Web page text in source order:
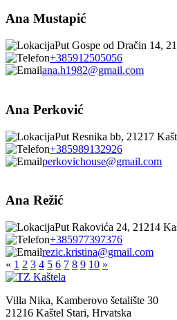
Ana Mustapić
Put Gospe od Dračin 14,
+385912505056
ana.h1982@gmail.com
Ana Perković
Put Resnika bb, 21217
+385989132926
perkovichouse@gmail.com
Ana Režić
Put Rakovića 24, 21214
+385977397376
rezic.kristina@gmail.com
« 1 2 3 4 5 6 7 8 9 10 »
Villa Nika, Kamberovo šetalište 30
21216 Kaštel Stari, Hrvatska